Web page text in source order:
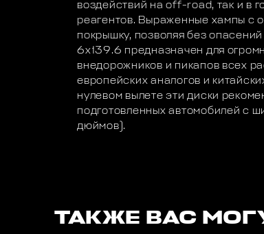
воздействий на off-road, так и в
реагентов. Выраженные хампы с
покрышку, позволяя без
6х139.6 предназначен для
внедорожников и пикапов всех
европейских аналогов и
нулевом вылете эти диски
подготовленных автомобилей с
дюймов).
ТАКЖЕ ВАС